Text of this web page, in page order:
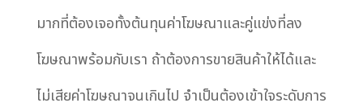
มากที่ต้องเจอทั้งต้นทุนค่าโฆษณาและคู่แข่งที่ลง
โฆษณาพร้อมกับเรา ถ้าต้องการขายสินค้าให้ได้และ
ไม่เสียค่าโฆษณาจนเกินไป จำเป็นต้องเข้าใจระดับการ